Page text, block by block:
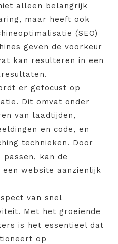
alleen belangrijk
maar heeft ook
(SEO)
geven de voorkeur
kan resulteren in een
er gefocust op
Dit omvat onder
van laadtijden,
en code, en
technieken. Door
kan de
website aanzienlijk
van snel
Met het groeiende
is het essentieel dat
op